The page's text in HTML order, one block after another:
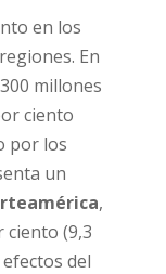
en los
En
millones
ciento
por los
un
,
ciento (9,3
del